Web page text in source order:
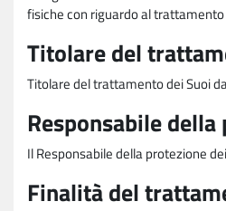
fisiche con riguardo al
Titolare del
Titolare del trattamento dei Suoi
Responsabile
Il Responsabile della protezione
Finalità del